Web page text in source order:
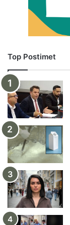
Top Postimet